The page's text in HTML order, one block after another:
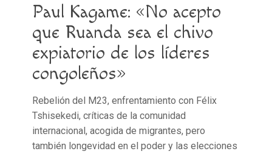
Paul Kagame: «No acepto
que Ruanda sea el chivo
expiatorio de los líderes
congoleños»
Rebelión del M23, enfrentamiento con Félix
Tshisekedi, críticas de la comunidad
internacional, acogida de migrantes, pero
también longevidad en el poder y las elecciones